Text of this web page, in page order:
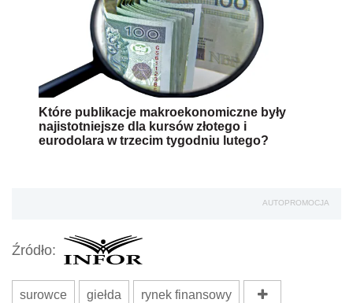
Które publikacje makroekonomiczne były
najistotniejsze dla kursów złotego i
eurodolara w trzecim tygodniu lutego?
AUTOPROMOCJA
Źródło:
surowce giełda rynek finansowy